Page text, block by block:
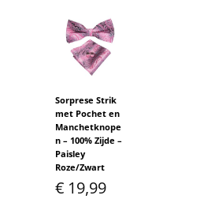
Sorprese Strik
met Pochet en
Manchetknope
n – 100% Zijde –
Paisley
Roze/Zwart
€ 19,99